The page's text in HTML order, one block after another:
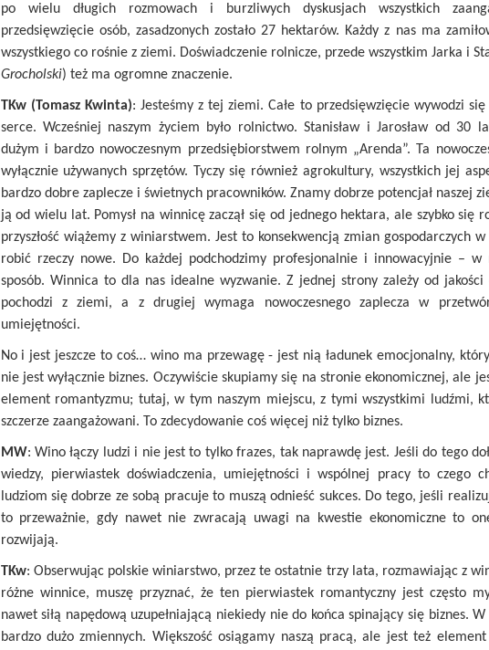
po wielu długich rozmowach i burzliwych dyskusjach wszystkich
przedsięwzięcie osób, zasadzonych zostało 27 hektarów. Każdy z nas ma
wszystkiego co rośnie z ziemi. Doświadczenie rolnicze, przede wszystkim Jarka i
Grocholski) też ma ogromne znaczenie.
TKw (Tomasz Kwinta): Jesteśmy z tej ziemi. Całe to przedsięwzięcie wywodzi
serce. Wcześniej naszym życiem było rolnictwo. Stanisław i Jarosław od 30
dużym i bardzo nowoczesnym przedsiębiorstwem rolnym „Arenda”. Ta
wyłącznie używanych sprzętów. Tyczy się również agrokultury, wszystkich jej
bardzo dobre zaplecze i świetnych pracowników. Znamy dobrze potencjał naszej
ją od wielu lat. Pomysł na winnicę zaczął się od jednego hektara, ale szybko się
przyszłość wiążemy z winiarstwem. Jest to konsekwencją zmian gospodarczych
robić rzeczy nowe. Do każdej podchodzimy profesjonalnie i innowacyjnie – w
sposób. Winnica to dla nas idealne wyzwanie. Z jednej strony zależy od
pochodzi z ziemi, a z drugiej wymaga nowoczesnego zaplecza w
umiejętności.
No i jest jeszcze to coś… wino ma przewagę - jest nią ładunek emocjonalny,
nie jest wyłącznie biznes. Oczywiście skupiamy się na stronie ekonomicznej, ale
element romantyzmu; tutaj, w tym naszym miejscu, z tymi wszystkimi ludźmi,
szczerze zaangażowani. To zdecydowanie coś więcej niż tylko biznes.
MW: Wino łączy ludzi i nie jest to tylko frazes, tak naprawdę jest. Jeśli do tego
wiedzy, pierwiastek doświadczenia, umiejętności i wspólnej pracy to czego
ludziom się dobrze ze sobą pracuje to muszą odnieść sukces. Do tego, jeśli
to przeważnie, gdy nawet nie zwracają uwagi na kwestie ekonomiczne to
rozwijają.
TKw: Obserwując polskie winiarstwo, przez te ostatnie trzy lata, rozmawiając z
różne winnice, muszę przyznać, że ten pierwiastek romantyczny jest często
nawet siłą napędową uzupełniającą niekiedy nie do końca spinający się biznes.
bardzo dużo zmiennych. Większość osiągamy naszą pracą, ale jest też